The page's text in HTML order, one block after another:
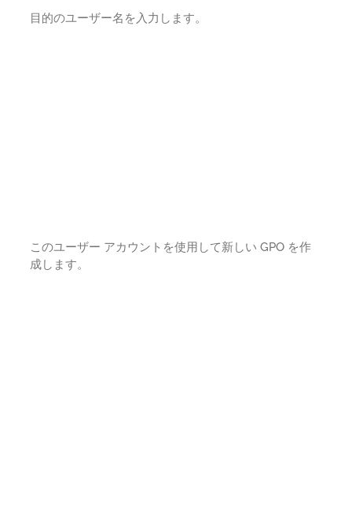
目的のユーザー名を入力します。
このユーザー アカウントを使用して新しい GPO を作
成します。